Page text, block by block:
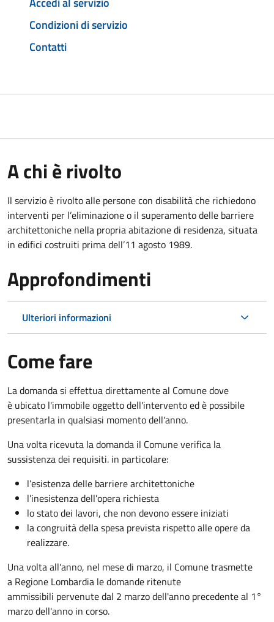
Condizioni di servizio
Contatti
A chi è rivolto
Il servizio è rivolto alle persone con disabilità che richiedono
interventi per l’eliminazione o il superamento delle barriere
architettoniche nella propria abitazione di residenza, situata
in edifici costruiti prima dell’11 agosto 1989.
Approfondimenti
Ulteriori informazioni
Come fare
La domanda si effettua direttamente al Comune dove
è ubicato l'immobile oggetto dell'intervento ed è possibile
presentarla in qualsiasi momento dell'anno.
Una volta ricevuta la domanda il Comune verifica la
sussistenza dei requisiti. in particolare:
l’esistenza delle barriere architettoniche
l’inesistenza dell’opera richiesta
lo stato dei lavori, che non devono essere iniziati
la congruità della spesa prevista rispetto alle opere da
realizzare.
Una volta all'anno, nel mese di marzo, il Comune trasmette
a Regione Lombardia le domande ritenute
ammissibili pervenute dal 2 marzo dell'anno precedente al 1°
marzo dell'anno in corso.